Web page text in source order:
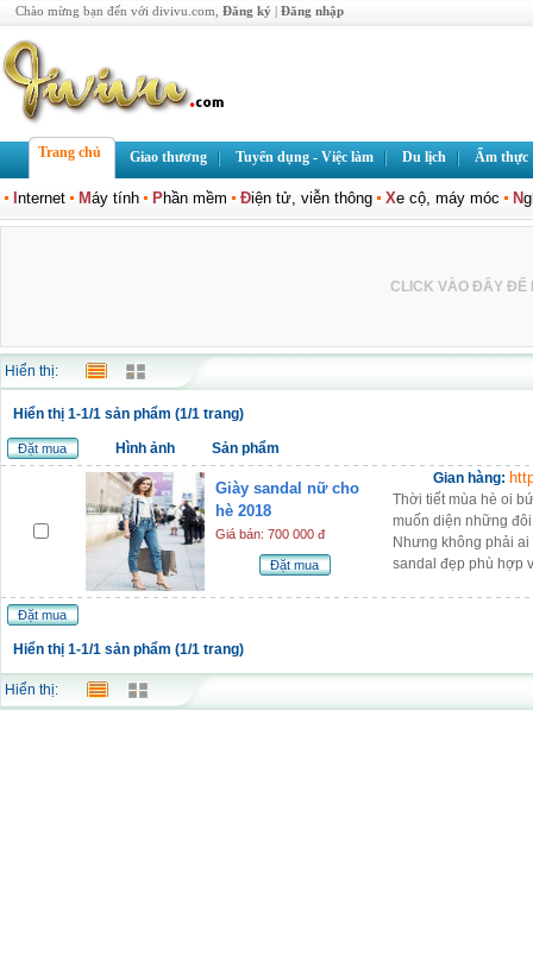
Chào mừng bạn đến với divivu.com, Đăng ký | Đăng nhập
Trang chủ Giao thương Tuyển dụng - Việc làm Du lịch Ẩm thực
nternet Máy tính Phần mềm Điện tử, viễn thông Xe cộ, máy móc N
CLICK VÀO ĐÂY ĐỂ
Hiển thị:
Hiển thị 1-1/1 sản phẩm (1/1 trang)
Đặt mua Hình ảnh Sản phẩm
Giày sandal nữ cho
hè 2018
Giá bán: 700 000 đ
Đặt mua
Gian hàng:
Thời tiết mùa hè oi
muốn diện những
Nhưng không phải
sandal đẹp phù hợp
Đặt mua
Hiển thị 1-1/1 sản phẩm (1/1 trang)
Hiển thị: